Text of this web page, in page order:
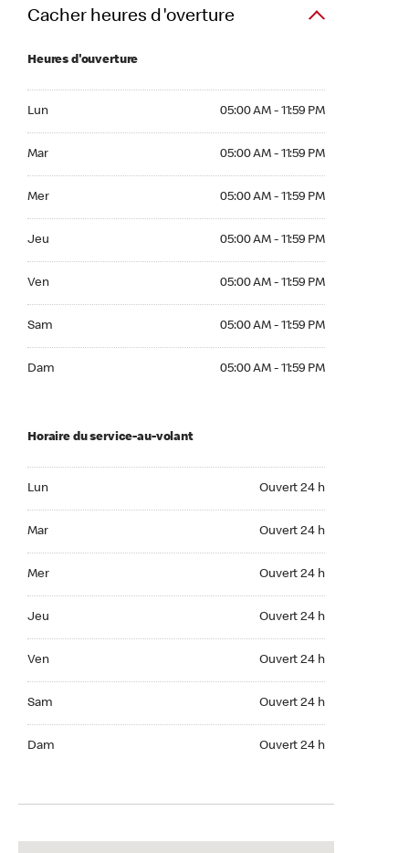
Cacher heures d'overture
Heures d'ouverture
Lun 05:00 AM - 11:59 PM
Mar 05:00 AM - 11:59 PM
Mer 05:00 AM - 11:59 PM
Jeu 05:00 AM - 11:59 PM
Ven 05:00 AM - 11:59 PM
Sam 05:00 AM - 11:59 PM
Dam 05:00 AM - 11:59 PM
Horaire du service-au-volant
Lun Ouvert 24 h
Mar Ouvert 24 h
Mer Ouvert 24 h
Jeu Ouvert 24 h
Ven Ouvert 24 h
Sam Ouvert 24 h
Dam Ouvert 24 h